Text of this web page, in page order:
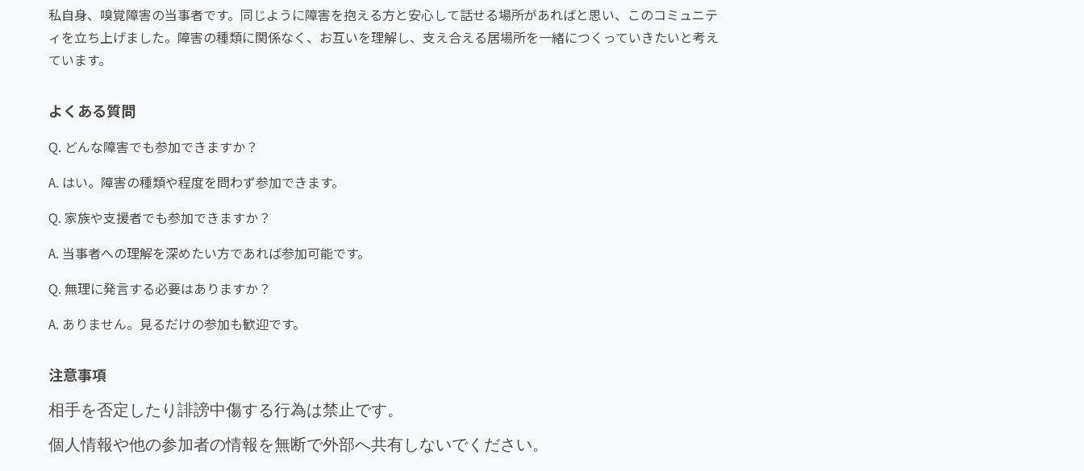
私自身、嗅覚障害の当事者です。同じように障害を抱える方と安心して話せる場所があればと思い、このコミュニテ
ィを立ち上げました。障害の種類に関係なく、お互いを理解し、支え合える居場所を一緒につくっていきたいと考え
ています。
よくある質問
Q. どんな障害でも参加できますか？
A. はい。障害の種類や程度を問わず参加できます。
Q. 家族や支援者でも参加できますか？
A. 当事者への理解を深めたい方であれば参加可能です。
Q. 無理に発言する必要はありますか？
A. ありません。見るだけの参加も歓迎です。
注意事項
相手を否定したり誹謗中傷する行為は禁止です。
個人情報や他の参加者の情報を無断で外部へ共有しないでください。